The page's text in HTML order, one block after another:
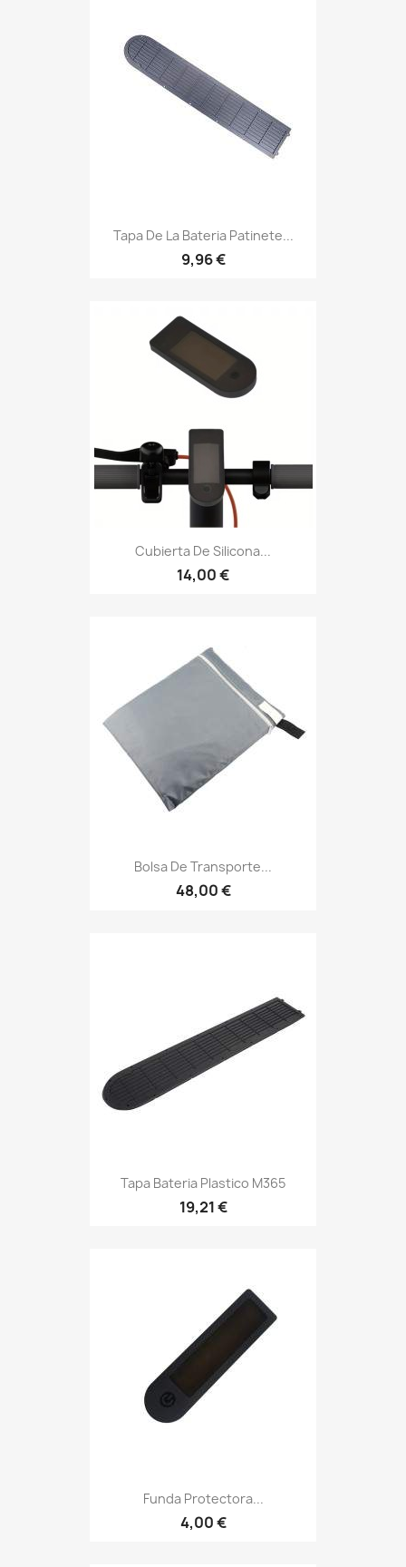
Tapa De La Bateria Patinete...
9,96 €
Cubierta De Silicona...
14,00 €
Bolsa De Transporte...
48,00 €
Tapa Bateria Plastico M365
19,21 €
Funda Protectora...
4,00 €